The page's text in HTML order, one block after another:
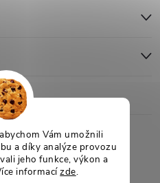
Vám umožnili
a díky analýze provozu
jeho funkce, výkon a
informacízde.